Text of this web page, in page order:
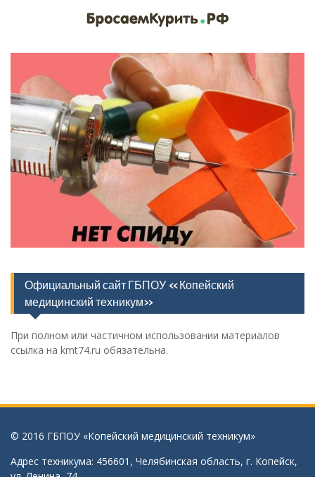
Официальный сайт ГБПОУ «Копейский
медицинский техникум»
При полном или частичном использовании материалов
ссылка на kmt74.ru обязательна.
© 2016 ГБПОУ «Копейский медицинский техникум»
Адрес техникума: 456601, Челябинская область, г. Копейск,